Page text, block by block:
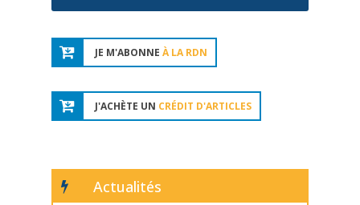
JE M'ABONNE À LA RDN
J'ACHÈTE UN CRÉDIT D'ARTICLES
Actualités